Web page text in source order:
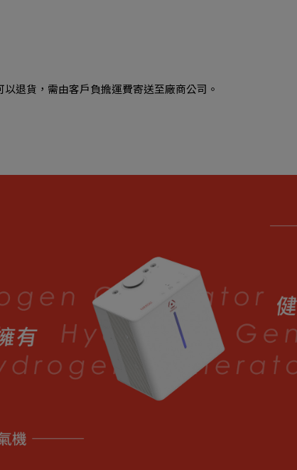
量供應中！
加入購物車
退貨，需由客戶負擔運費寄送至廠商公司。